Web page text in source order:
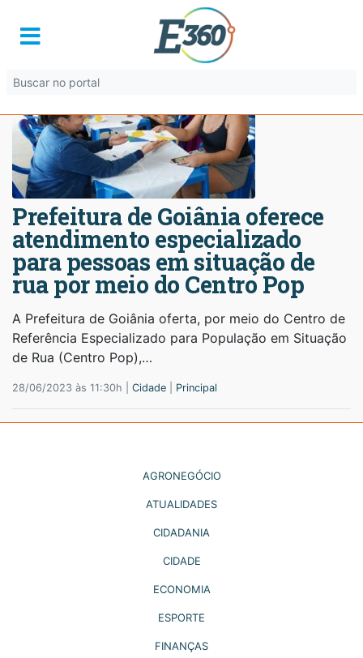
Prefeitura de Goiânia oferece
atendimento especializado
para pessoas em situação de
rua por meio do Centro Pop
A Prefeitura de Goiânia oferta, por meio do Centro de
Referência Especializado para População em Situação
de Rua (Centro Pop),…
28/06/2023 às 11:30h | Cidade Principal
AGRONEGÓCIO
ATUALIDADES
CIDADANIA
CIDADE
ECONOMIA
ESPORTE
FINANÇAS